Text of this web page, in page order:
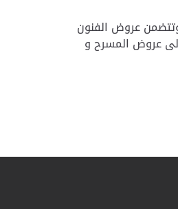
مع احتفالات عيد الإتحاد 52 ، وتستمر حتى 10 ديسمبر الجاري، وتتضمن عروض الفنون
إلى عروض المسرح و